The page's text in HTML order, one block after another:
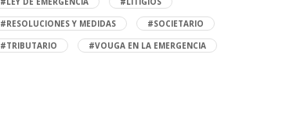
#RESOLUCIONES Y MEDIDAS
#SOCIETARIO
#TRIBUTARIO
#VOUGA EN LA EMERGENCIA